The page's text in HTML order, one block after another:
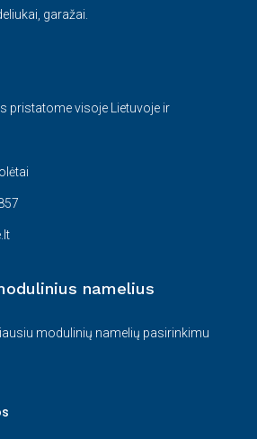
garažai.
pristatome visoje Lietuvoje ir
namelius
modulinių namelių pasirinkimu